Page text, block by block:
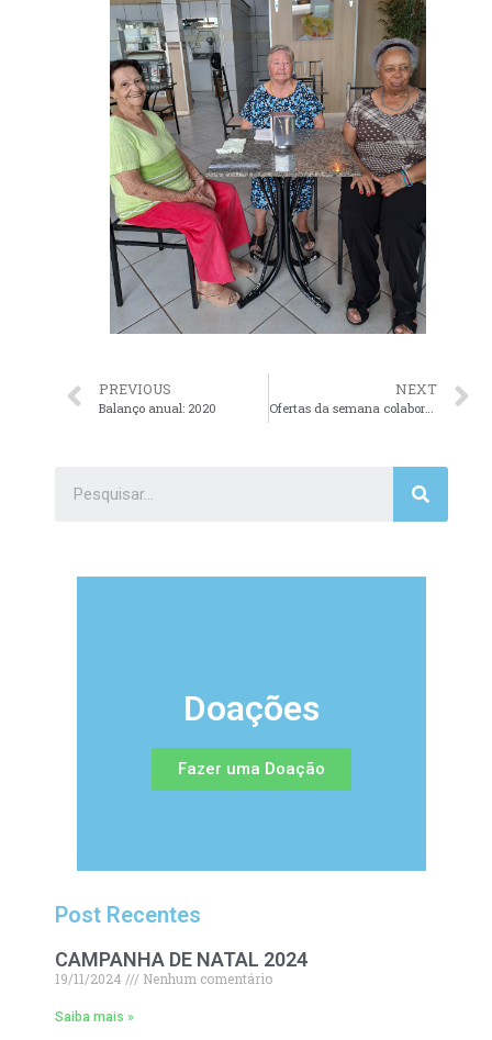
PREVIOUS
Balanço anual: 2020
NEXT
Ofertas da semana colaboradores do Lar- Supermercado 3j 08/02/2024-14/02/2024
Doações
Fazer uma Doação
Post Recentes
CAMPANHA DE NATAL 2024
19/11/2024 Nenhum comentário
Saiba mais »